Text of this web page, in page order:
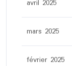
avril 2025
mars 2025
février 2025